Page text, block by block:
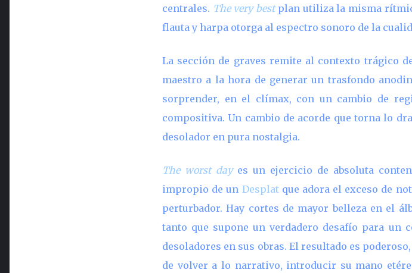
centrales. The very bestplan utiliza la misma
flauta y harpa otorga al espectro sonoro de la
La sección de graves remite al contexto trágico
maestro a la hora de generar un trasfondo
sorprender, en el clímax, con un cambio de
compositiva. Un cambio de acorde que torna lo
desolador en pura nostalgia.
The worst dayes un ejercicio de absoluta
impropio de un Desplatque adora el exceso de
perturbador. Hay cortes de mayor belleza en el
tanto que supone un verdadero desafío para un
desoladores en sus obras. El resultado es
de volver a lo narrativo, introducir su mano